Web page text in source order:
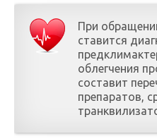
При
ставится
облегчения
составит
препаратов,